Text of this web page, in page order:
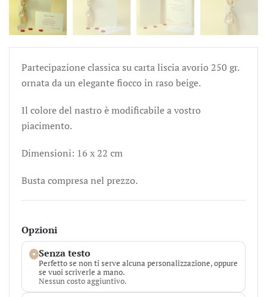
Partecipazione classica su carta liscia avorio 250 gr.
ornata da un elegante fiocco in raso beige.
Il colore del nastro è modificabile a vostro
piacimento.
Dimensioni: 16 x 22 cm
Busta compresa nel prezzo.
Opzioni
Senza testo
Perfetto se non ti serve alcuna personalizzazione, oppure
se vuoi scriverle a mano.
Nessun costo aggiuntivo.